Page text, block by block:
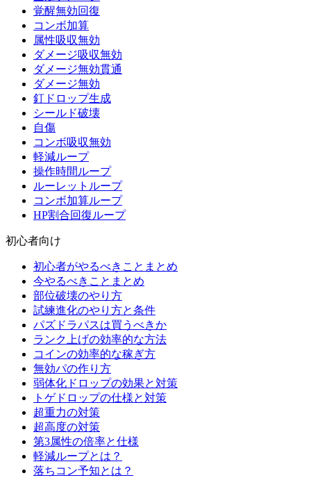
覚醒無効回復
コンボ加算
属性吸収無効
ダメージ吸収無効
ダメージ無効貫通
ダメージ無効
釘ドロップ生成
シールド破壊
自傷
コンボ吸収無効
軽減ループ
操作時間ループ
ルーレットループ
コンボ加算ループ
HP割合回復ループ
初心者向け
初心者がやるべきことまとめ
今やるべきことまとめ
部位破壊のやり方
試練進化のやり方と条件
パズドラパスは買うべきか
ランク上げの効率的な方法
コインの効率的な稼ぎ方
無効パの作り方
弱体化ドロップの効果と対策
トゲドロップの仕様と対策
超重力の対策
超高度の対策
第3属性の倍率と仕様
軽減ループとは？
落ちコン予知とは？